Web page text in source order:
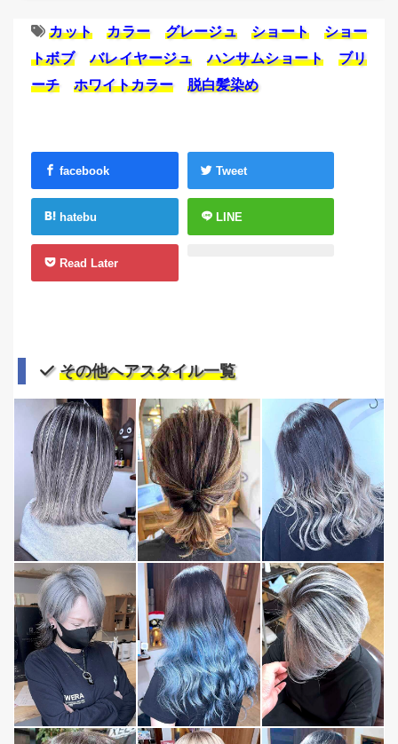
カット カラー グレージュ ショート
ショー
トボブ
バレイヤージュ ハンサムショート
ブリ
ーチ
ホワイトカラー 脱白髪染め
facebook Tweet
hatebu LINE
Read Later
その他ヘアスタイル一覧